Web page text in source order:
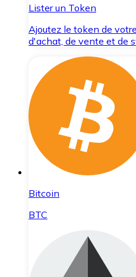
Lister un Token
Ajoutez le token de
d'achat, de vente et de
Bitcoin
BTC